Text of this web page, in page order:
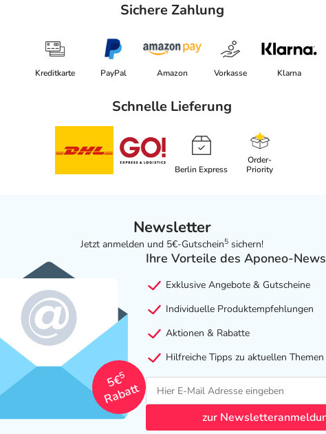
Sichere Zahlung
Kreditkarte PayPal Amazon Vorkasse Klarna
Schnelle Lieferung
Berlin Express
Order-
Priority
Newsletter
Jetzt anmelden und 5€-Gutschein5 sichern!
5€
5
Rabatt
Ihre Vorteile des Aponeo-
Exklusive Angebote & Gutscheine
Individuelle Produktempfehlungen
Aktionen & Rabatte
Hilfreiche Tipps zu aktuellen Themen
zur